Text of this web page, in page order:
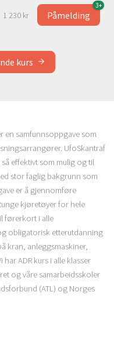
1 230 kr Påmelding
3+
kurs
samfunnsoppgave som
UfoSkantraf
effektivt som mulig og til
stor faglig bakgrunn som
er å gjennomføre
kjøretøyer for hele
førerkort i alle
obligatorisk etterutdanning
kran, anleggsmaskiner,
ADR kurs i alle klasser
og våre samarbeidsskoler
(ATL) og Norges